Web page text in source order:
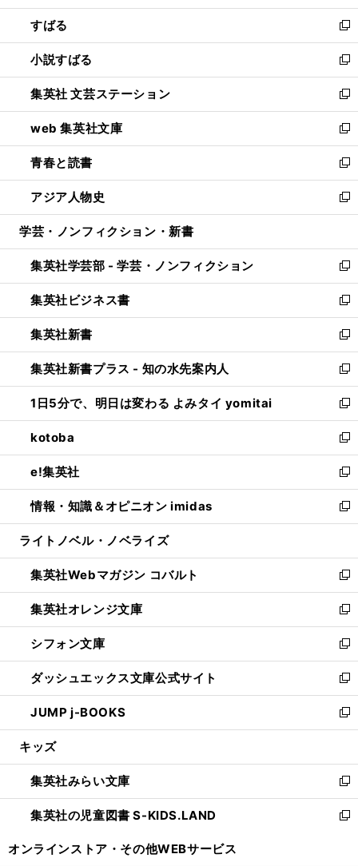
開
く
ウ
で
開
く
ン
ド
ウ
で
開
く
すばる
新
し
い
ウ
ィ
ン
ド
ウ
で
開
く
小説すばる
新
し
い
ウ
ィ
ン
ド
ウ
で
開
集英社 文芸ステーション
新
し
い
ウ
ィ
ン
ド
ウ
開
く
web 集英社文庫
新
し
い
ウ
ィ
ン
ウ
で
開
く
青春と読書
新
し
い
ウ
ン
ド
ウ
で
開
く
アジア人物史
新
し
ウ
ィ
ン
ド
ウ
で
開
く
学芸・ノンフィクション・新書
集英社学芸部 - 学芸・ノンフィクション
新
し
い
ウ
ィ
ン
ド
ウ
で
開
く
集英社ビジネス書
新
し
い
ウ
ィ
ン
ド
ウ
で
開
く
集英社新書
新
し
い
ウ
ィ
ン
ド
ウ
で
開
く
集英社新書プラス - 知の水先案内人
新
し
い
ウ
ィ
ン
ド
ウ
で
開
1日5分で、明日は変わる よみタイ yomitai
新
し
い
ウ
ィ
ン
ド
ウ
開
く
kotoba
新
し
い
ウ
ィ
ン
ウ
で
開
く
e!集英社
新
し
い
ウ
ン
ド
ウ
で
開
く
情報・知識＆オピニオン imidas
新
し
ウ
ィ
ン
ド
ウ
で
開
く
ライトノベル・ノベライズ
集英社Webマガジン コバルト
新
し
い
ウ
ィ
ン
ド
ウ
で
開
集英社オレンジ文庫
新
し
い
ウ
ィ
ン
ド
ウ
開
く
シフォン文庫
新
し
い
ウ
ィ
ン
ウ
で
開
く
ダッシュエックス文庫公式サイト
新
し
い
ウ
ン
ド
ウ
で
JUMP j-BOOKS
新
し
ウ
ィ
ン
ド
キッズ
集英社みらい文庫
新
し
い
集英社の児童図書 S-KIDS.LAND
新
オンラインストア・ その他WEBサービス